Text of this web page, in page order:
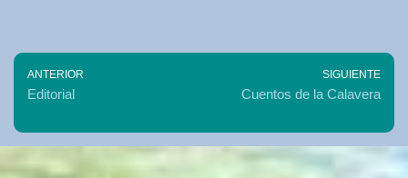
ANTERIOR
Editorial
SIGUIENTE
Cuentos de la Calavera